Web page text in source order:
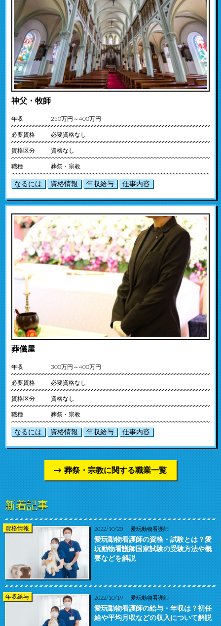
神父・牧師
年収 250万円～400万円
必要資格 必要資格なし
資格区分 資格なし
職種 葬祭・宗教
なるには 資格情報 年収給与 仕事内容
葬儀屋
年収 300万円～400万円
必要資格 必要資格なし
資格区分 資格なし
職種 葬祭・宗教
なるには 資格情報 年収給与 仕事内容
葬祭・宗教に関する職業一覧
新着記事
資格情報 2022/10/20 愛玩動物看護師
愛玩動物看護師の資格・試験とは？愛
玩動物看護師国家試験の受験方法や概
要などを解説
年収給与 2022/10/19 愛玩動物看護師
愛玩動物看護師の給与・年収は？初任
給や平均月収などの収入について解説